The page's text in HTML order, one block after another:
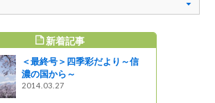
新着記事
＜最終号＞四季彩だより～信
濃の国から～
2014.03.27